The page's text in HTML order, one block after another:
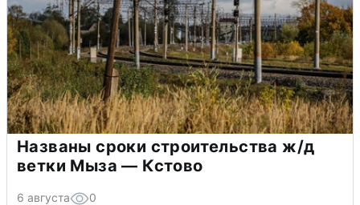
Названы сроки строительства ж/д
ветки Мыза — Кстово
6 августа 0